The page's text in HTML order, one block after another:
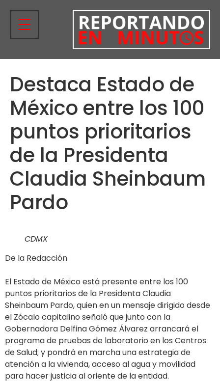
Destaca Estado de
México entre los 100
puntos prioritarios
de la Presidenta
Claudia Sheinbaum
Pardo
CDMX
De la Redacción
El Estado de México está presente entre los 100
puntos prioritarios de la Presidenta Claudia
Sheinbaum Pardo, quien en un mensaje dirigido desde
el Zócalo capitalino señaló que junto con la
Gobernadora Delfina Gómez Álvarez arrancará el
programa de pruebas de laboratorio en los Centros
de Salud; y pondrá en marcha una estrategia de
atención a la vivienda, acceso al agua y movilidad
para hacer justicia al oriente de la entidad.